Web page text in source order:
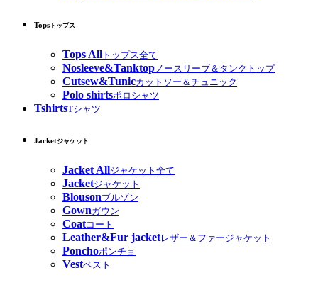
Tops トップス
Tops All トップス全て
Nosleeve&Tanktop ノースリーブ＆タンクトップ
Cutsew&Tunicカットソー＆チュニック
Polo shirtsポロシャツ
TshirtsTシャツ
Jacketジャケット
Jacket Allジャケット全て
Jacketジャケット
Blousonブルゾン
Gownガウン
Coatコート
Leather&Fur jacketレザー＆ファージャケット
Ponchoポンチョ
Vestベスト